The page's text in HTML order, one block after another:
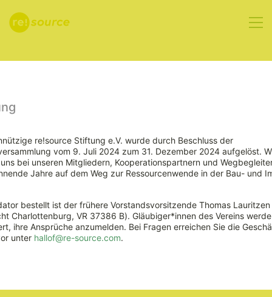
re!source
technologieoffene
und
re!source Stiftung e.V. wurde durch Beschluss der
vom 9. Juli 2024 zum 31. Dezember 2024 aufgelöst.
bei unseren Mitgliedern, Kooperationspartnern und
Jahre auf dem Weg zur Ressourcenwende in der Bau- und
bestellt ist der frühere Vorstandsvorsitzende Thomas Lauritzen
Charlottenburg, VR 37386 B). Gläubiger*innen des Vereins
ihre Ansprüche anzumelden. Bei Fragen erreichen Sie die
unter hallof@re-source.com.